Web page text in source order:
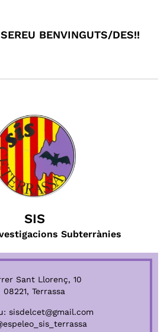
BENVINGUTS/DES!!
SIS
Subterrànies
Sant Llorenç, 10
08221, Terrassa
sisdelcet@gmail.com